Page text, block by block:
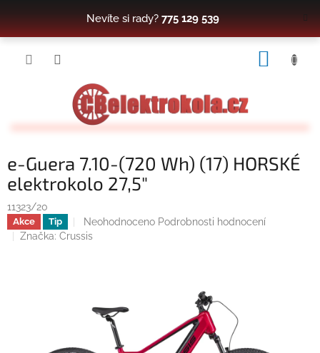
obsah
Nevíte si rady? 775 129 539
e-Guera 7.10-(720 Wh) (17) HORSKÉ
elektrokolo 27,5"
11323/20
Akce Tip
Průměrné
hodnocení
hvězdiček.
Neohodnoceno Podrobnosti hodnocení
Značka: Crussis